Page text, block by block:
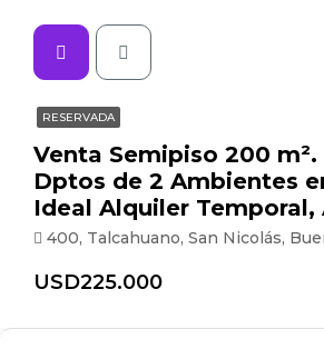
RESERVADA
Venta Semipiso 200 m².
Dptos de 2 Ambientes
Ideal Alquiler Temporal,
400, Talcahuano, San Nicolás, Buenos Aires, Comuna 1, Ciudad Autónoma
USD225.000